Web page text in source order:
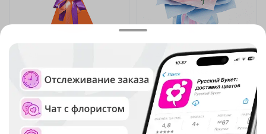
Букет "Осенний романс"
В наличии
4 790 ₽
4.9(45)
Букет "Самой красивой"
В наличии
7 660 ₽